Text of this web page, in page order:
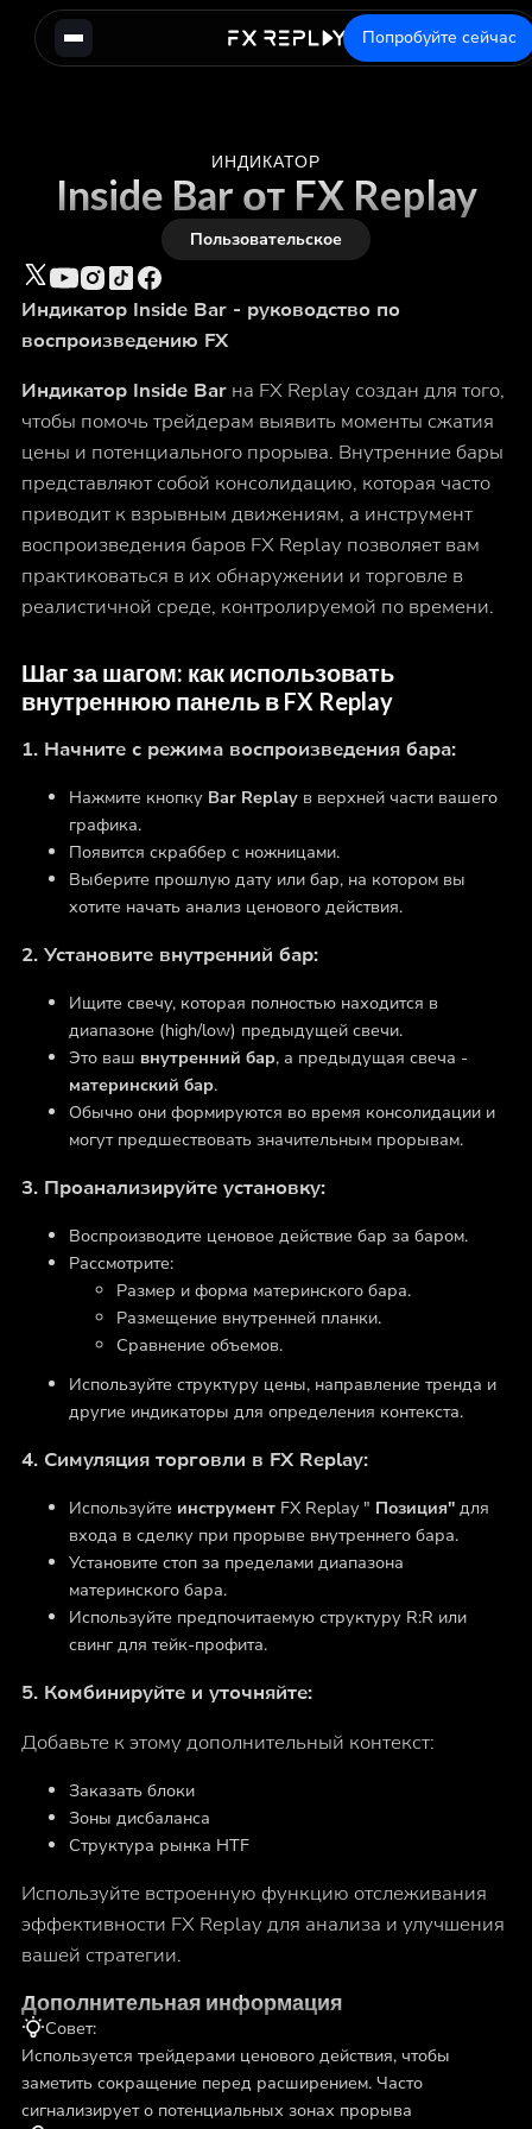
Попробуйте сейчас
ИНДИКАТОР
Inside Bar от FX Replay
Пользовательское
Индикатор Inside Bar - руководство по
воспроизведению FX
Индикатор Inside Barна FX Replay создан для того,
чтобы помочь трейдерам выявить моменты сжатия
цены и потенциального прорыва. Внутренние бары
представляют собой консолидацию, которая часто
приводит к взрывным движениям, а инструмент
воспроизведения баров FX Replay позволяет вам
практиковаться в их обнаружении и торговле в
реалистичной среде, контролируемой по времени.
Шаг за шагом: как использовать
внутреннюю панель в FX Replay
1. Начните с режима воспроизведения бара:
Нажмите кнопку Bar Replayв верхней части вашего
графика.
Появится скраббер с ножницами.
Выберите прошлую дату или бар, на котором вы
хотите начать анализ ценового действия.
2. Установите внутренний бар:
Ищите свечу, которая полностью находится в
диапазоне (high/low) предыдущей свечи.
Это ваш внутренний бар, а предыдущая свеча -
материнский бар.
Обычно они формируются во время консолидации и
могут предшествовать значительным прорывам.
3. Проанализируйте установку:
Воспроизводите ценовое действие бар за баром.
Рассмотрите:
Размер и форма материнского бара.
Размещение внутренней планки.
Сравнение объемов.
Используйте структуру цены, направление тренда и
другие индикаторы для определения контекста.
4. Симуляция торговли в FX Replay:
Используйте инструментFX Replay " Позиция"для
входа в сделку при прорыве внутреннего бара.
Установите стоп за пределами диапазона
материнского бара.
Используйте предпочитаемую структуру R:R или
свинг для тейк-профита.
5. Комбинируйте и уточняйте:
Добавьте к этому дополнительный контекст:
Заказать блоки
Зоны дисбаланса
Структура рынка HTF
Используйте встроенную функцию отслеживания
эффективности FX Replay для анализа и улучшения
вашей стратегии.
Дополнительная информация
Совет:
Используется трейдерами ценового действия, чтобы
заметить сокращение перед расширением. Часто
сигнализирует о потенциальных зонах прорыва